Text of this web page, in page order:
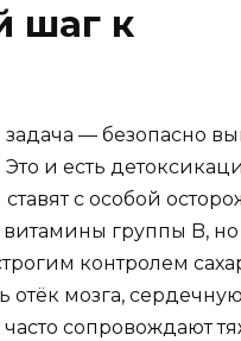
шаг к
— безопасно
и есть
с особой
группы B, но
контролем
отёк мозга,
сопровождают